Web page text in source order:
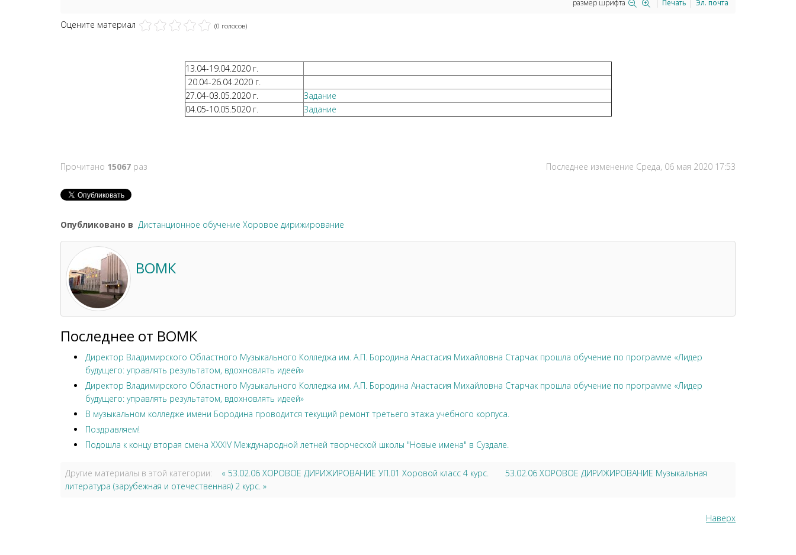
размер шрифта Печать Эл. почта
Оцените материал (0 голосов)
13.04-19.04.2020 г.
20.04-26.04.2020 г.
27.04-03.05.2020 г.
Задание
04.05-10.05.5020 г.
Задание
Прочитано 15067 раз Последнее изменение Среда, 06 мая 2020 17:53
Опубликовано в Дистанционное обучение Хоровое дирижирование
ВОМК
Последнее от ВОМК
Директор Владимирского Областного Музыкального Колледжа им. А.П. Бородина Анастасия Михайловна Старчак прошла обучение по программе «Лидер
будущего: управлять результатом, вдохновлять идеей»
Директор Владимирского Областного Музыкального Колледжа им. А.П. Бородина Анастасия Михайловна Старчак прошла обучение по программе «Лидер
будущего: управлять результатом, вдохновлять идеей»
В музыкальном колледже имени Бородина проводится текущий ремонт третьего этажа учебного корпуса.
Поздравляем!
Подошла к концу вторая смена XXXIV Международной летней творческой школы "Новые имена" в Суздале.
Другие материалы в этой категории: « 53.02.06 ХОРОВОЕ ДИРИЖИРОВАНИЕ УП.01 Хоровой класс 4 курс.
53.02.06 ХОРОВОЕ ДИРИЖИРОВАНИЕ Музыкальная
литература (зарубежная и отечественная) 2 курс. »
Наверх